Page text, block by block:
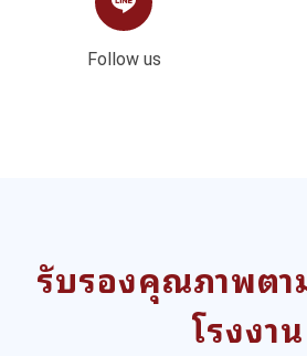
Follow us
รับรองคุณภาพตา
โรงงาน